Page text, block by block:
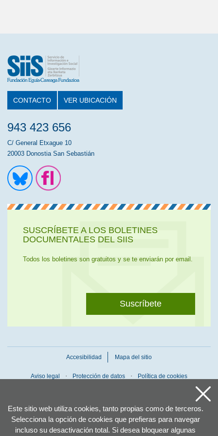
Este sitio web utiliza cookies, tanto propias como de terceros.
Selecciona la opción de cookies que prefieras para navegar
incluso su desactivación total. Si desea bloquear algunas
CONTACTO VER UBICACIÓN
943 423 656
C/ General Etxague 10
20003 Donostia San Sebastián
SUSCRÍBETE A LOS BOLETINES
DOCUMENTALES DEL SIIS
Todos los boletines son gratuitos y se te enviarán por email.
Suscríbete
Accesibilidad Mapa del sitio
Aviso legal Protección de datos Política de cookies